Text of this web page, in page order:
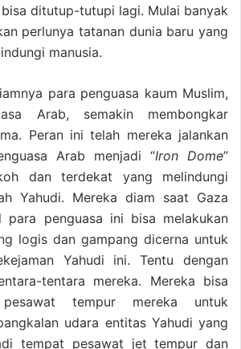
ditutup-tutupi lagi. Mulai banyak
perlunya tatanan dunia baru yang
manusia.
para penguasa kaum Muslim,
Arab, semakin membongkar
Peran ini telah mereka jalankan
Arab menjadi “Iron Dome”
dan terdekat yang melindungi
Yahudi. Mereka diam saat Gaza
para penguasa ini bisa melakukan
logis dan gampang dicerna untuk
Yahudi ini. Tentu dengan
tentara mereka. Mereka bisa
pesawat tempur mereka untuk
udara entitas Yahudi yang
tempat pesawat jet tempur dan